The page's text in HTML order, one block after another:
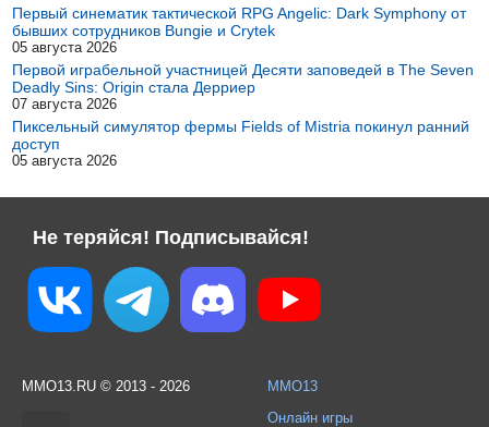
Первый синематик тактической RPG Angelic: Dark Symphony от
бывших сотрудников Bungie и Crytek
05 августа 2026
Первой играбельной участницей Десяти заповедей в The Seven
Deadly Sins: Origin стала Дерриер
07 августа 2026
Пиксельный симулятор фермы Fields of Mistria покинул ранний
доступ
05 августа 2026
Не теряйся! Подписывайся!
MMO13.RU © 2013 - 2026
MMO13
Онлайн игры